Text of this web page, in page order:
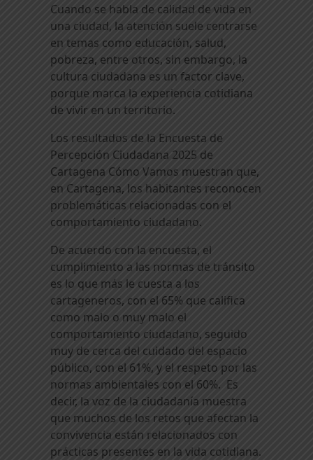
Cuando se habla de calidad de vida en
una ciudad, la atención suele centrarse
en temas como educación, salud,
pobreza, entre otros, sin embargo, la
cultura ciudadana es un factor clave,
porque marca la experiencia cotidiana
de vivir en un territorio.
Los resultados de la Encuesta de
Percepción Ciudadana 2025 de
Cartagena Cómo Vamos muestran que,
en Cartagena, los habitantes reconocen
problemáticas relacionadas con el
comportamiento ciudadano.
De acuerdo con la encuesta, el
cumplimiento a las normas de tránsito
es lo que más le cuesta a los
cartageneros, con el 65% que califica
como malo o muy malo el
comportamiento ciudadano, seguido
muy de cerca del cuidado del espacio
público, con el 61%, y el respeto por las
normas ambientales con el 60%. Es
decir, la voz de la ciudadanía muestra
que muchos de los retos que afectan la
convivencia están relacionados con
prácticas presentes en la vida cotidiana.